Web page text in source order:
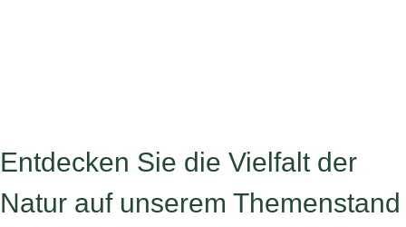
Entdecken Sie die Vielfalt der
Natur auf unserem Themenstand